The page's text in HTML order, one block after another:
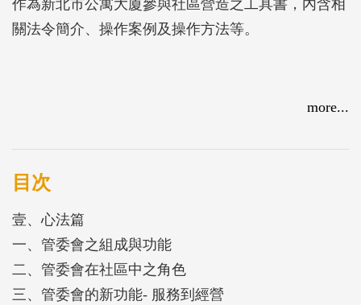
作為新北市公寓大廈參與社區營造之工具書，內含相
關法令簡介、操作案例及操作方法等。
more...
目次
壹、心法篇
一、管委會之組成與功能
二、管委會在社區中之角色
三、管委會的新功能- 服務到經營